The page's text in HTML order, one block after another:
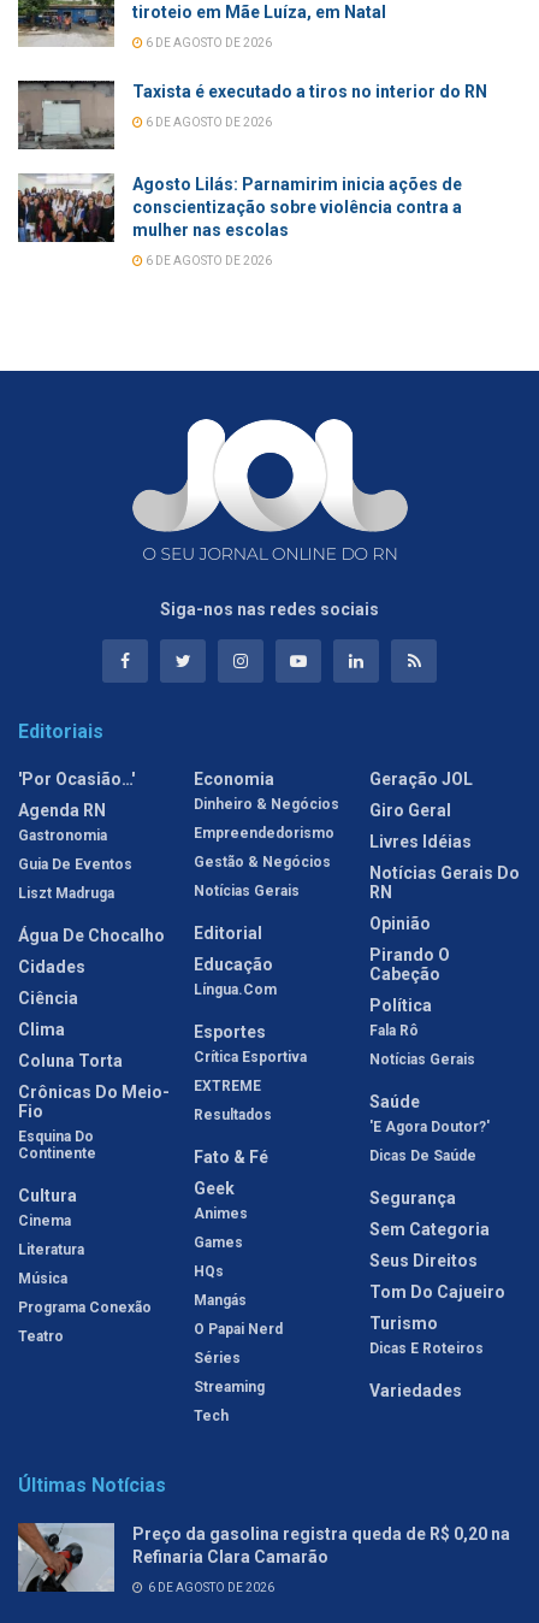
tiroteio em Mãe Luíza, em Natal
6 DE AGOSTO DE 2026
Taxista é executado a tiros no interior do RN
6 DE AGOSTO DE 2026
Agosto Lilás: Parnamirim inicia ações de
conscientização sobre violência contra a
mulher nas escolas
6 DE AGOSTO DE 2026
Siga-nos nas redes sociais
Editoriais
'Por Ocasião…'
Agenda RN
Gastronomia
Guia De Eventos
Liszt Madruga
Água De Chocalho
Cidades
Ciência
Clima
Coluna Torta
Crônicas Do Meio-
Fio
Esquina Do
Continente
Cultura
Cinema
Literatura
Música
Programa Conexão
Teatro
Economia
Dinheiro & Negócios
Empreendedorismo
Gestão & Negócios
Notícias Gerais
Editorial
Educação
Língua.com
Esportes
Crítica Esportiva
EXTREME
Resultados
Fato & Fé
Geek
Animes
Games
HQs
Mangás
O Papai Nerd
Séries
Streaming
Tech
Geração JOL
Giro Geral
Livres Idéias
Notícias Gerais Do
RN
Opinião
Pirando O
Cabeção
Política
Fala Rô
Notícias Gerais
Saúde
'E Agora Doutor?'
Dicas De Saúde
Segurança
Sem Categoria
Seus Direitos
Tom Do Cajueiro
Turismo
Dicas E Roteiros
Variedades
Últimas Notícias
Preço da gasolina registra queda de R$ 0,20 na
Refinaria Clara Camarão
6 DE AGOSTO DE 2026